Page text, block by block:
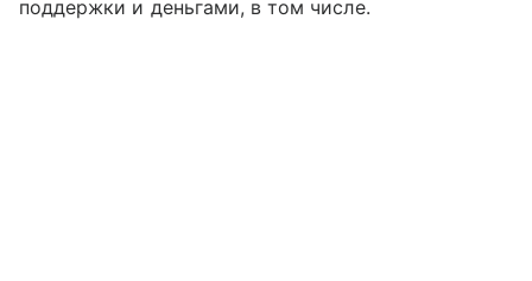
поддержки и деньгами, в том числе.